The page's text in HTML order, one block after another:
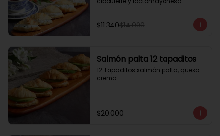
$11.340$14.000
Salmón palta 12 tapaditos
12 Tapaditos salmón palta, queso
crema.
$20.000